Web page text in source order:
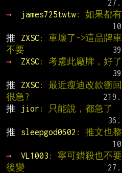
→
james725twtw: 如果都有
推
ZXSC: 車壞了->這品牌
不要
→
ZXSC: 考慮此廠牌，好
推
ZXSC: 最近瘦迪改款衝回
很急?
推
jior : 只能說，都急了
推
sleepgod0602 : 推文也
→
VL1003 : 寧可錯殺也不
後變